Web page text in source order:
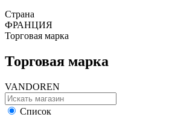
Страна
ФРАНЦИЯ
Торговая марка
Торговая марка
VANDOREN
Список